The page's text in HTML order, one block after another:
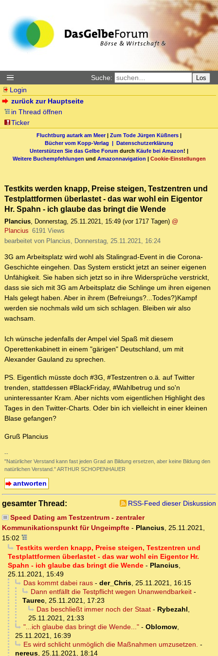
Suche: Los
Login
zurück zur Hauptseite
in Thread öffnen
Ticker
Fluchtburg autark am Meer| Zum Tode Jürgen Küßners |
Bücher vom Kopp-Verlag | Datenschutzerklärung
Unterstützen Sie das Gelbe Forum durch Käufe bei Amazon! |
Weitere Buchempfehlungen und Amazonnavigation | Cookie-Einstellungen
Testkits werden knapp, Preise steigen, Testzentren und
Testplattformen überlastet - das war wohl ein Eigentor
Hr. Spahn - ich glaube das bringt die Wende
Plancius, Donnerstag, 25.11.2021, 15:49 (vor 1717 Tagen) @
Plancius 6191 Views
bearbeitet von Plancius, Donnerstag, 25.11.2021, 16:24
3G am Arbeitsplatz wird wohl als Stalingrad-Event in die Corona-
Geschichte eingehen. Das System erstickt jetzt an seiner eigenen
Unfähigkeit. Sie haben sich jetzt so in ihre Widersprüche verstrickt,
dass sie sich mit 3G am Arbeitsplatz die Schlinge um ihren eigenen
Hals gelegt haben. Aber in ihrem (Befreiungs?...Todes?)Kampf
werden sie nochmals wild um sich schlagen. Bleiben wir also
wachsam.
Ich wünsche jedenfalls der Ampel viel Spaß mit diesem
Operettenkabinett in einem "gärigen" Deutschland, um mit
Alexander Gauland zu sprechen.
PS. Eigentlich müsste doch #3G, #Testzentren o.ä. auf Twitter
trenden, stattdessen #BlackFriday, #Wahlbetrug und so'n
uninteressanter Kram. Aber nichts vom eigentlichen Highlight des
Tages in den Twitter-Charts. Oder bin ich vielleicht in einer kleinen
Blase gefangen?
Gruß Plancius
--
"Natürlicher Verstand kann fast jeden Grad an Bildung ersetzen, aber keine Bildung den
natürlichen Verstand." ARTHUR SCHOPENHAUER
antworten
gesamter Thread:
RSS-Feed dieser Diskussion
Speed Dating am Testzentrum - zentraler
Kommunikationspunkt für Ungeimpfte - Plancius, 25.11.2021,
15:02
Testkits werden knapp, Preise steigen, Testzentren und
Testplattformen überlastet - das war wohl ein Eigentor Hr.
Spahn - ich glaube das bringt die Wende - Plancius,
25.11.2021, 15:49
Das kommt dabei raus- der_Chris, 25.11.2021, 16:15
Dann entfällt die Testpflicht wegen Unanwendbarkeit-
Taurec, 25.11.2021, 17:23
Das beschließt immer noch der Staat- Rybezahl,
25.11.2021, 21:33
"...ich glaube das bringt die Wende..."- Oblomow,
25.11.2021, 16:39
Es wird schlicht unmöglich die Maßnahmen umzusetzen. -
nereus, 25.11.2021, 18:14